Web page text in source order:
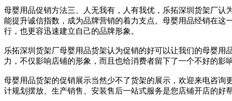
母婴用品促销方法三、人无我有，人有我优，乐拓深圳货架厂
能提升诚信指数，成为品牌营销的着力支点。母婴用品经销在
行，也更容迅速建立自己的品牌形象。
乐拓深圳货架厂母婴用品货架认为促销的好可以让我们的母婴
力，不仅影响店铺的形象，而且也给消费者留下了一个不好的影
母婴用品货架的促销展示当然少不了货架的展示，欢迎来电咨
计规划摆放、生产销售、安装售后一站式服务是您店铺开店的好